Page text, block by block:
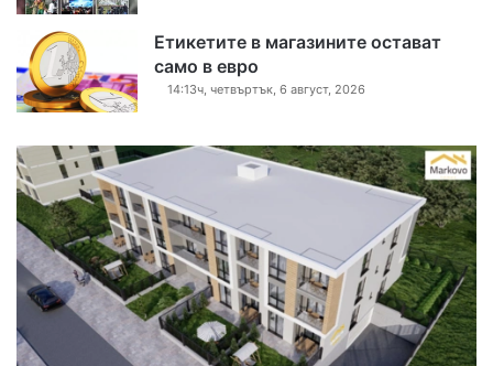
Етикетите в магазините остават
само в евро
14:13ч, четвъртък, 6 август, 2026